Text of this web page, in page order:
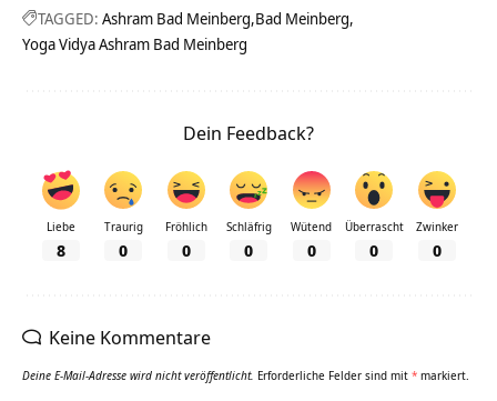
TAGGED: Ashram Bad Meinberg Bad Meinberg
Yoga Vidya Ashram Bad Meinberg
Dein Feedback?
Liebe
8
Traurig
0
Fröhlich
0
Schläfrig
0
Wütend
0
Überrascht
0
Zwinker
0
Keine Kommentare
Deine E-Mail-Adresse wird nicht veröffentlicht. Erforderliche Felder sind mit * markiert.